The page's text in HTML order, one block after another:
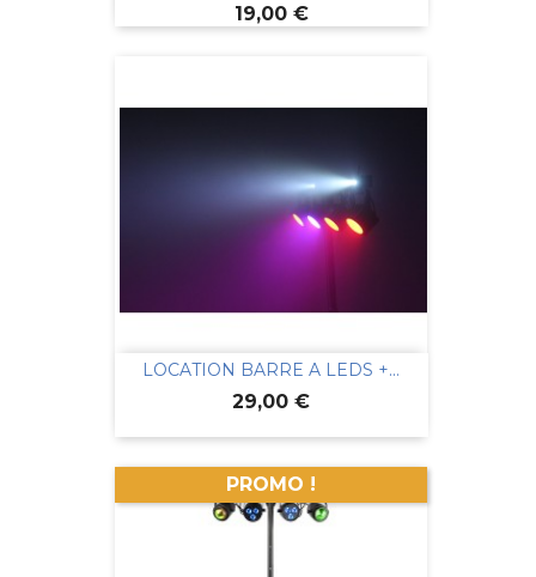
Prix
19,00 €
LOCATION BARRE A LEDS +...
Prix
29,00 €
PROMO !